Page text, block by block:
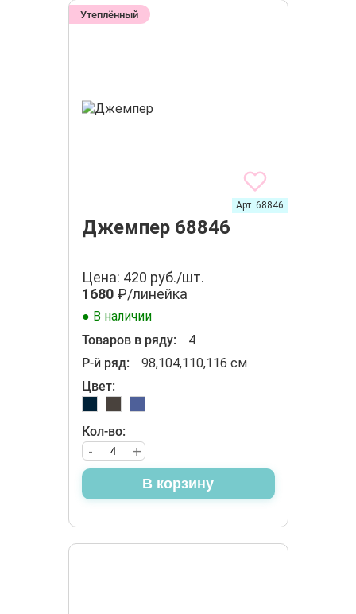
Утеплённый
Джемпер 68846
Арт. 68846
Цена: 420 руб./шт.
1680₽/линейка
● В наличии
Товаров в ряду:
4
Р-й ряд:
98,104,110,116 см
Цвет:
Кол-во:
+
-
В корзину